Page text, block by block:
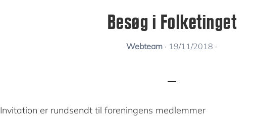
Besøg i Folketinget
Webteam · 19/11/2018 ·
Invitation er rundsendt til foreningens medlemmer